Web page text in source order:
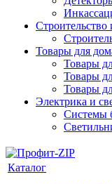
Строительство
Товары для
Товары
Товары
Товары
Электрика и
Системы
Каталог